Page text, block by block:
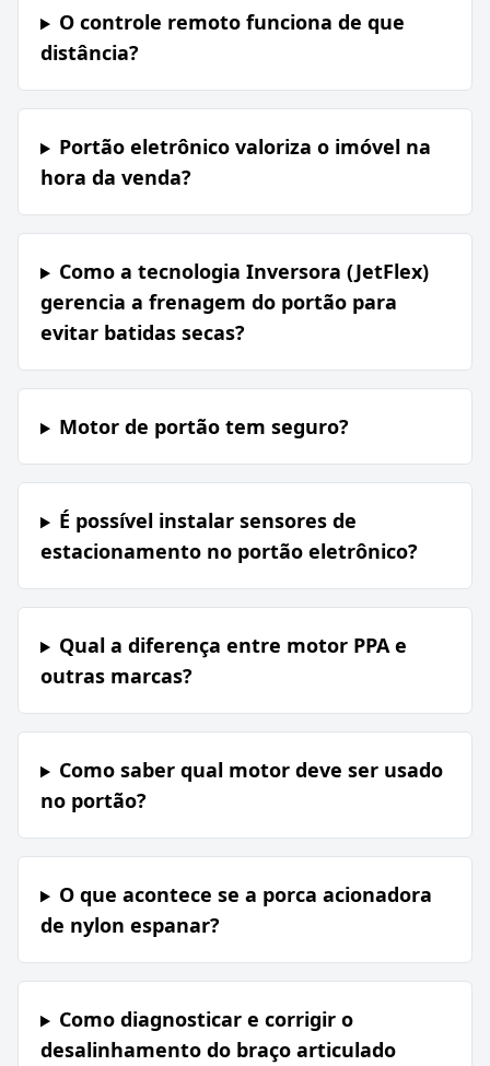
O controle remoto funciona de que
distância?
Portão eletrônico valoriza o imóvel na
hora da venda?
Como a tecnologia Inversora (JetFlex)
gerencia a frenagem do portão para
evitar batidas secas?
Motor de portão tem seguro?
É possível instalar sensores de
estacionamento no portão eletrônico?
Qual a diferença entre motor PPA e
outras marcas?
Como saber qual motor deve ser usado
no portão?
O que acontece se a porca acionadora
de nylon espanar?
Como diagnosticar e corrigir o
desalinhamento do braço articulado